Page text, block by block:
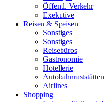
Öffentl. Verkehr
Exekutive
Reisen & Speisen
Sonstiges
Sonstiges
Reisebüros
Gastronomie
Hotellerie
Autobahnraststätten
Airlines
Shopping